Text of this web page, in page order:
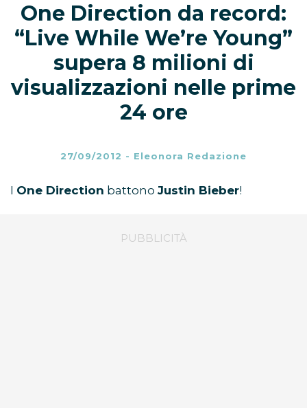
One Direction da record:
“Live While We’re Young”
supera 8 milioni di
visualizzazioni nelle prime
24 ore
27/09/2012 - Eleonora Redazione
I One Direction battono Justin Bieber!